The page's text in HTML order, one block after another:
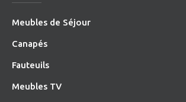
Meubles de Séjour
Canapés
Fauteuils
Meubles TV